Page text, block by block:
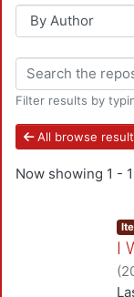
Filter results by
All browse
Now showing 1 -
I
(